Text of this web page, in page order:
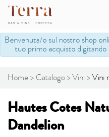
Benvenuta/o sul nostro shop
tuo primo acquisto
Home Catalogo Vini Vini
Hautes Cotes
Dandelion